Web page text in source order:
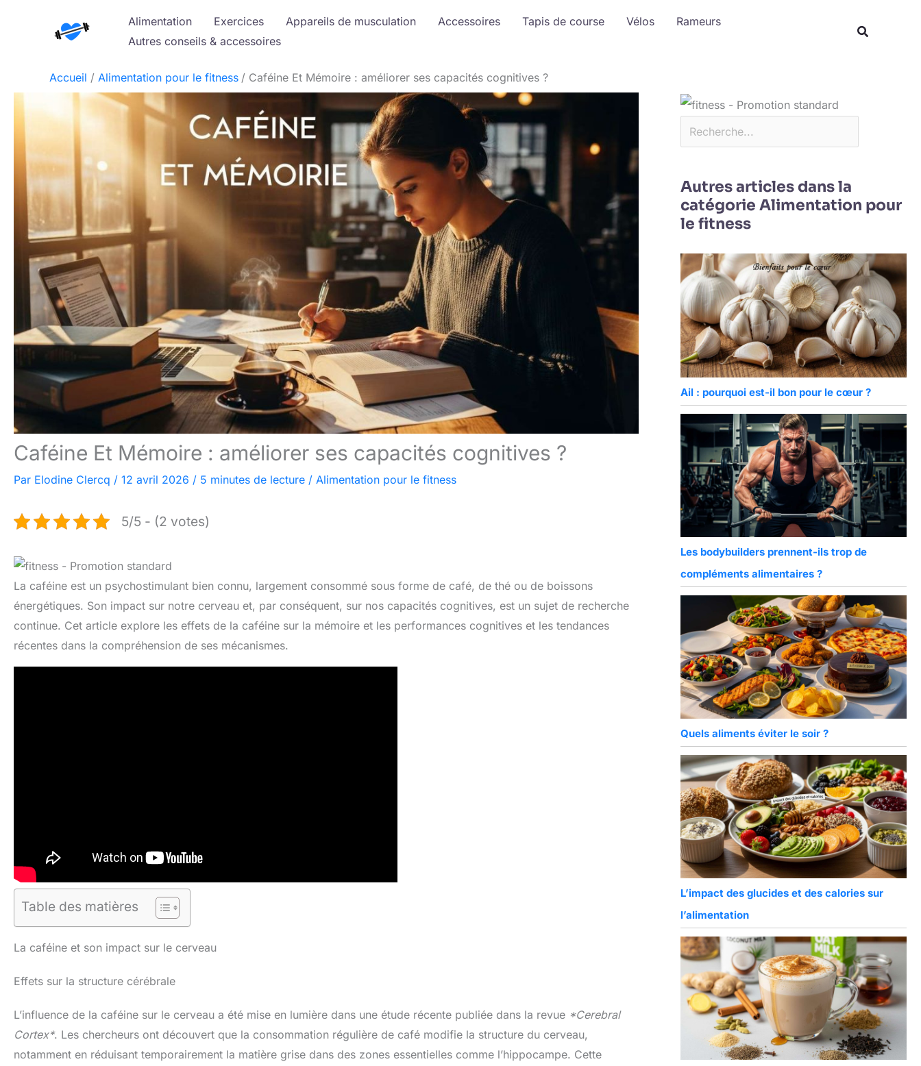
Alimentation Exercices Appareils de musculation Accessoires Tapis de course Vélos
Rameurs
Autres conseils & accessoires
Accueil Alimentation pour le fitness Caféine Et Mémoire : améliorer ses capacités cognitives ?
Caféine Et Mémoire : améliorer ses capacités cognitives ?
Par Elodine Clercq / 12 avril 2026 / 5 minutes de lecture / Alimentation pour le fitness
5/5 - (2 votes)
La caféine est un psychostimulant bien connu, largement consommé sous forme de café, de thé ou de boissons
énergétiques. Son impact sur notre cerveau et, par conséquent, sur nos capacités cognitives, est un sujet de recherche
continue. Cet article explore les effets de la caféine sur la mémoire et les performances cognitives et les tendances
récentes dans la compréhension de ses mécanismes.
Table des matières
La caféine et son impact sur le cerveau
Effets sur la structure cérébrale
L’influence de la caféine sur le cerveau a été mise en lumière dans une étude récente publiée dans la revue *Cerebral
Cortex*. Les chercheurs ont découvert que la consommation régulière de café modifie la structure du cerveau,
notamment en réduisant temporairement la matière grise dans des zones essentielles comme l’hippocampe. Cette
Autres articles dans la
catégorie Alimentation pour
le fitness
Ail : pourquoi est-il bon pour le cœur ?
Les bodybuilders prennent-ils trop de
compléments alimentaires ?
Quels aliments éviter le soir ?
L’impact des glucides et des calories sur
l’alimentation